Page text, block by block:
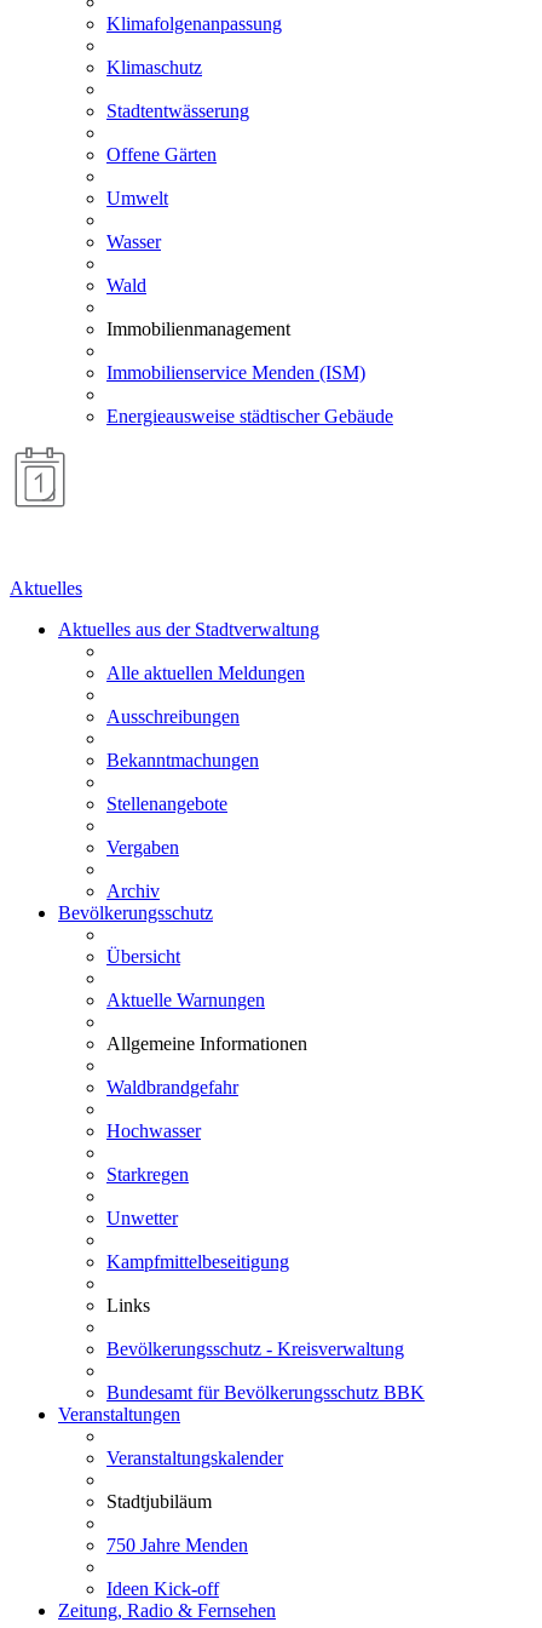
Klimafolgenanpassung
Klimaschutz
Stadtentwässerung
Offene Gärten
Umwelt
Wasser
Wald
Immobilienmanagement
Immobilienservice Menden (ISM)
Energieausweise städtischer Gebäude
Aktuelles
Aktuelles aus der Stadtverwaltung
Alle aktuellen Meldungen
Ausschreibungen
Bekanntmachungen
Stellenangebote
Vergaben
Archiv
Bevölkerungsschutz
Übersicht
Aktuelle Warnungen
Allgemeine Informationen
Waldbrandgefahr
Hochwasser
Starkregen
Unwetter
Kampfmittelbeseitigung
Links
Bevölkerungsschutz - Kreisverwaltung
Bundesamt für Bevölkerungsschutz BBK
Veranstaltungen
Veranstaltungskalender
Stadtjubiläum
750 Jahre Menden
Ideen Kick-off
Zeitung, Radio & Fernsehen